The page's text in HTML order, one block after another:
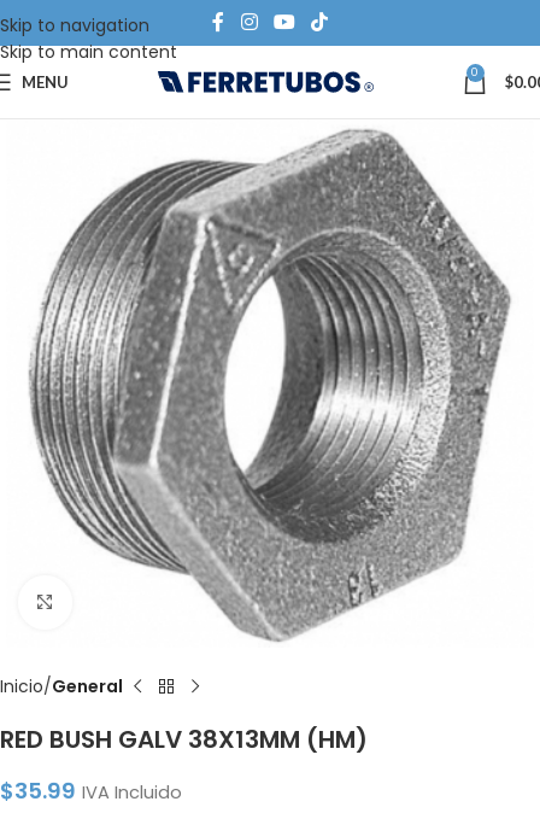
Skip to navigation
Skip to main content
MENU 0 $
Inicio General
RED BUSH GALV 38X13MM (HM)
$35.99 IVA Incluido